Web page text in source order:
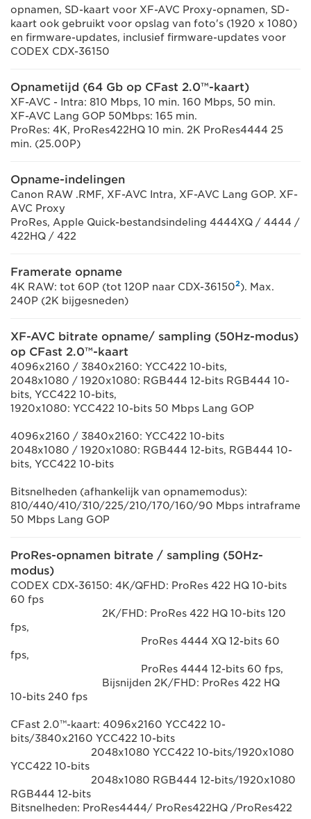
opnamen, SD-kaart voor XF-AVC Proxy-opnamen, SD-
kaart ook gebruikt voor opslag van foto's (1920 x 1080)
en firmware-updates, inclusief firmware-updates voor
CODEX CDX-36150
Opnametijd (64 Gb op CFast 2.0™-kaart)
XF-AVC - Intra: 810 Mbps, 10 min. 160 Mbps, 50 min.
XF-AVC Lang GOP 50Mbps: 165 min.
ProRes: 4K, ProRes422HQ 10 min. 2K ProRes4444 25
min. (25.00P)
Opname-indelingen
Canon RAW .RMF, XF-AVC Intra, XF-AVC Lang GOP. XF-
AVC Proxy
ProRes, Apple Quick-bestandsindeling 4444XQ / 4444 /
422HQ / 422
Framerate opname
4K RAW: tot 60P (tot 120P naar CDX-361502). Max.
240P (2K bijgesneden)
XF-AVC bitrate opname/ sampling (50Hz-modus)
op CFast 2.0™-kaart
4096x2160 / 3840x2160: YCC422 10-bits,
2048x1080 / 1920x1080: RGB444 12-bits RGB444 10-
bits, YCC422 10-bits,
1920x1080: YCC422 10-bits 50 Mbps Lang GOP
4096x2160 / 3840x2160: YCC422 10-bits
2048x1080 / 1920x1080: RGB444 12-bits, RGB444 10-
bits, YCC422 10-bits
Bitsnelheden (afhankelijk van opnamemodus):
810/440/410/310/225/210/170/160/90 Mbps intraframe
50 Mbps Lang GOP
ProRes-opnamen bitrate / sampling (50Hz-
modus)
CODEX CDX-36150: 4K/QFHD: ProRes 422 HQ 10-bits
60 fps
2K/FHD: ProRes 422 HQ 10-bits 120
fps,
ProRes 4444 XQ 12-bits 60
fps,
ProRes 4444 12-bits 60 fps,
Bijsnijden 2K/FHD: ProRes 422 HQ
10-bits 240 fps
CFast 2.0™-kaart: 4096x2160 YCC422 10-
bits/3840x2160 YCC422 10-bits
2048x1080 YCC422 10-bits/1920x1080
YCC422 10-bits
2048x1080 RGB444 12-bits/1920x1080
RGB444 12-bits
Bitsnelheden: ProRes4444/ ProRes422HQ /ProRes422